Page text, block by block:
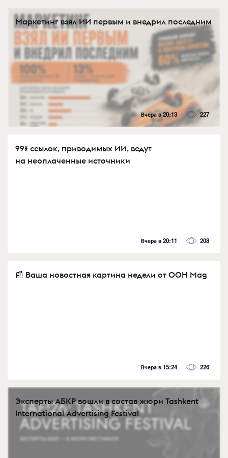
Маркетинг взял ИИ первым и внедрил последним
Вчера в 20:13 227
99% ссылок, приводимых ИИ, ведут
на неоплаченные источники
Вчера в 20:11 208
📰 Ваша новостная картина недели от OOH Mag
Вчера в 15:24 226
Эксперты АБКР вошли в состав жюри Tashkent
International Advertising Festival